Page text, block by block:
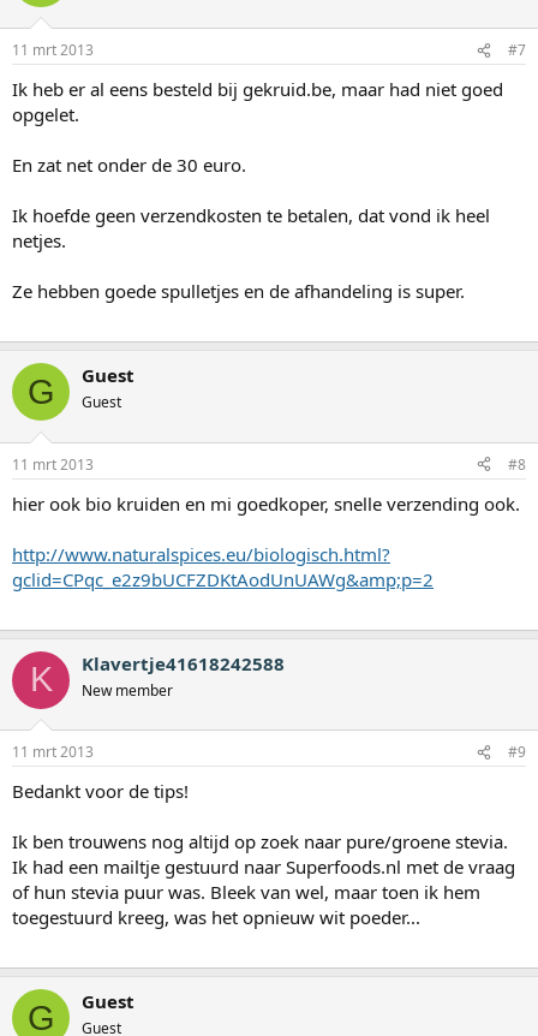
11 mrt 2013 #7
Ik heb er al eens besteld bij gekruid.be, maar had niet goed
opgelet.
En zat net onder de 30 euro.
Ik hoefde geen verzendkosten te betalen, dat vond ik heel
netjes.
Ze hebben goede spulletjes en de afhandeling is super.
G Guest
Guest
11 mrt 2013 #8
hier ook bio kruiden en mi goedkoper, snelle verzending ook.
http://www.naturalspices.eu/biologisch.html?
gclid=CPqc_e2z9bUCFZDKtAodUnUAWg&amp;p=2
K Klavertje41618242588
New member
11 mrt 2013 #9
Bedankt voor de tips!
Ik ben trouwens nog altijd op zoek naar pure/groene stevia.
Ik had een mailtje gestuurd naar Superfoods.nl met de vraag
of hun stevia puur was. Bleek van wel, maar toen ik hem
toegestuurd kreeg, was het opnieuw wit poeder...
G Guest
Guest